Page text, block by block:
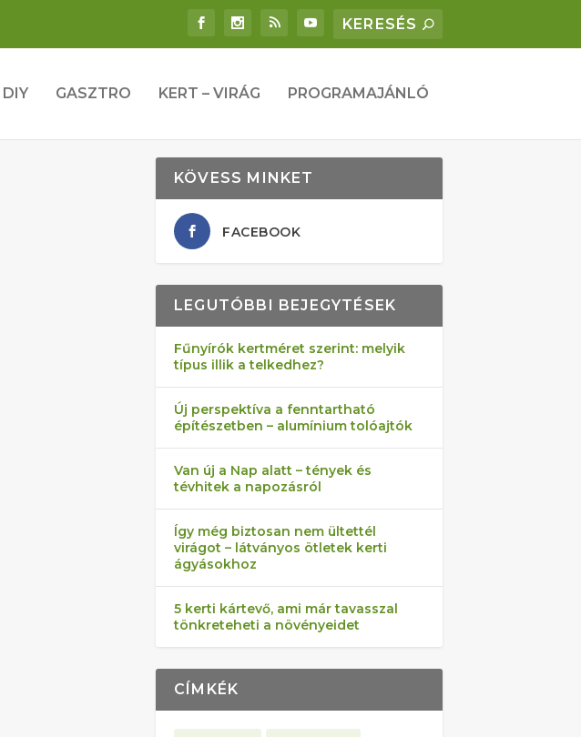
DIY GASZTRO KERT – VIRÁG PROGRAMAJÁNLÓ
KÖVESS MINKET
FACEBOOK
LEGUTÓBBI BEJEGYTÉSEK
Fűnyírók kertméret szerint: melyik
típus illik a telkedhez?
Új perspektíva a fenntartható
építészetben – alumínium tolóajtók
Van új a Nap alatt – tények és
tévhitek a napozásról
Így még biztosan nem ültettél
virágot – látványos ötletek kerti
ágyásokhoz
5 kerti kártevő, ami már tavasszal
tönkreteheti a növényeidet
CÍMKÉK